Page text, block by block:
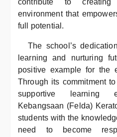
contribute to
environment that
full potential.
The school’s
learning and nurturing
positive example for the
Through its commitment
supportive learning
Kebangsaan (Felda)
students with the
need to become